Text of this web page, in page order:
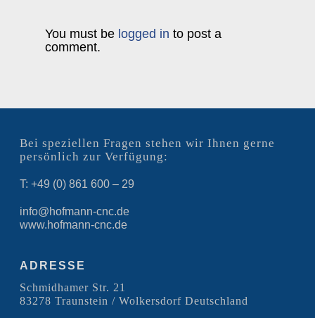
You must be logged in to post a
comment.
Bei speziellen Fragen stehen wir Ihnen gerne
persönlich zur Verfügung:
T: +49 (0) 861 600 – 29
info@hofmann-cnc.de
www.hofmann-cnc.de
ADRESSE
Schmidhamer Str. 21
83278 Traunstein / Wolkersdorf Deutschland